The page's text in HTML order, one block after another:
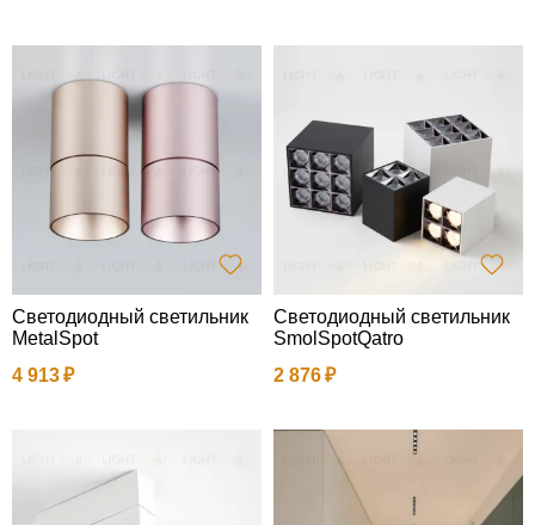
Светодиодный светильник
MetalSpot
4 913
Светодиодный светильник
SmolSpotQatro
2 876